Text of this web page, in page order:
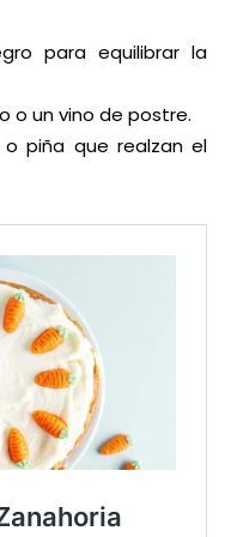
para equilibrar la
o un vino de postre.
piña que realzan el